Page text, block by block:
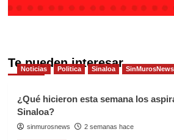
Te pueden interesar
Noticias Politica Sinaloa SinMurosNews
¿Qué hicieron esta semana los
Sinaloa?
sinmurosnews 2 semanas hace